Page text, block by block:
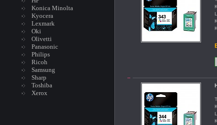
Konica Minolta
Kyocera
Lexmark
Oki
Olivetti
Panasonic
Philips
Ricoh
Samsung
Sharp
Toshiba
Xerox